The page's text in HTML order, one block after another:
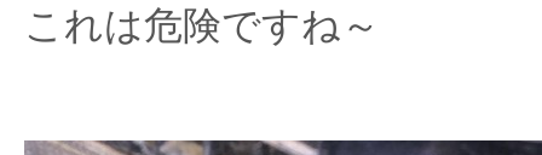
これは危険ですね～